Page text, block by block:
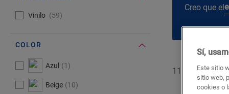
Creo que el
#Select#Tipo de suelo
Vinilo 59
COLOR
#Select#Color
Azul 1
Beige 10
11 de 59
Sí,
Este sitio
sitio web,
cookies o